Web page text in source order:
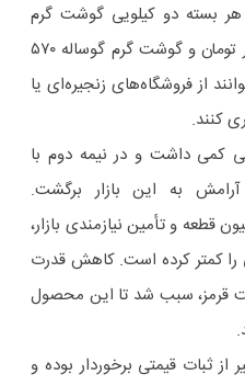
بسته دو کیلویی گوشت گرم
گوسفندی با نرخ دولتی ۶۳۲ هزار تومان و گوشت گرم گوساله ۵۷۰
از فروشگاه‌های زنجیره‌ای یا
کنند.
کمی داشت و در نیمه دوم با
به این بازار برگشت.
ماهانه بیش از ۱۴۰ میلیون قطعه و تأمین نیازمندی بازار،
کمتر کرده است. کاهش قدرت
قرمز، سبب شد تا این محصول
ثبات قیمتی برخوردار بوده و